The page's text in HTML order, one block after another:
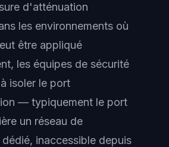
d'atténuation
les environnements où
être appliqué
les équipes de sécurité
isoler le port
— typiquement le port
un réseau de
inaccessible depuis